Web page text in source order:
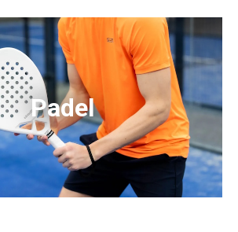
Padel